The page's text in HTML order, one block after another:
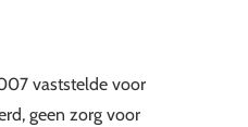
vaststelde voor
geen zorg voor